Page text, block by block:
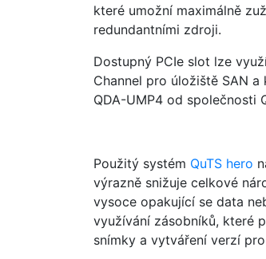
které umožní maximálně
redundantními zdroji.
Dostupný PCIe slot lze
Channel pro úložiště SAN
QDA-UMP4 od společnosti
Použitý systém QuTS hero
výrazně snižuje celkové
vysoce opakující se data
využívání zásobníků, které
snímky a vytváření verzí